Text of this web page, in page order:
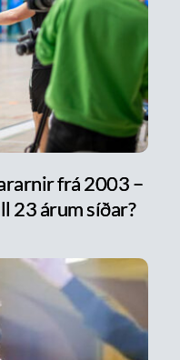
frá 2003 –
23 árum síðar?